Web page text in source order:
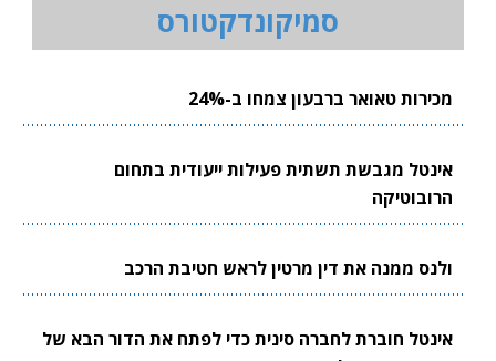
סמיקונדקטורס
מכירות טאואר ברבעון צמחו ב-24%
אינטל מגבשת תשתית פעילות ייעודית בתחום
הרובוטיקה
ולנס ממנה את דין מרטין לראש חטיבת הרכב
אינטל חוברת לחברה סינית כדי לפתח את הדור הבא של